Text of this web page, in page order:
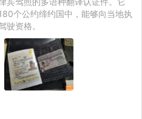
个公约缔约国中，能够向当地执
驶资格。